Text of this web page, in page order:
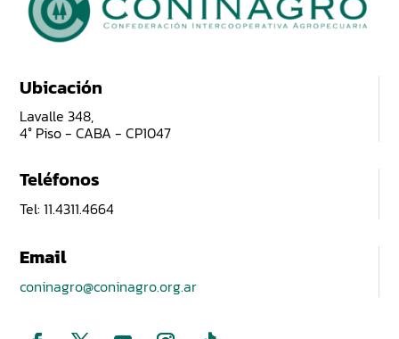
Ubicación
Lavalle 348,
4° Piso - CABA - CP1047
Teléfonos
Tel: 11.4311.4664
Email
coninagro@coninagro.org.ar